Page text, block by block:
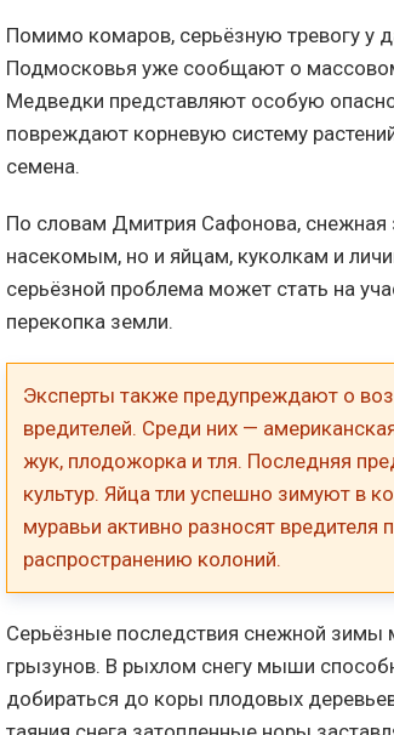
Помимо комаров, серьёзную тревогу
Подмосковья уже сообщают о массовом
Медведки представляют особую
повреждают корневую систему
семена.
По словам Дмитрия Сафонова,
насекомым, но и яйцам, куколкам и
серьёзной проблема может стать на
перекопка земли.
Эксперты также предупреждают о
вредителей. Среди них —
жук, плодожорка и тля. Последняя
культур. Яйца тли успешно зимуют в
муравьи активно разносят
распространению колоний.
Серьёзные последствия снежной зимы
грызунов. В рыхлом снегу мыши
добираться до коры плодовых